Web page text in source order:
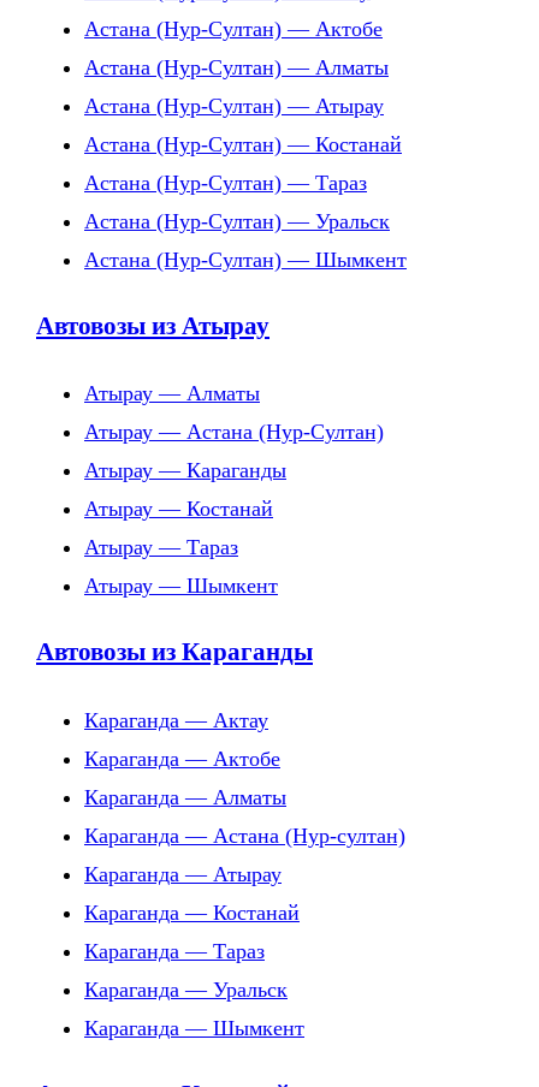
Астана (Нур-Султан) — Актобе
Астана (Нур-Султан) — Алматы
Астана (Нур-Султан) — Атырау
Астана (Нур-Султан) — Костанай
Астана (Нур-Султан) — Тараз
Астана (Нур-Султан) — Уральск
Астана (Нур-Султан) — Шымкент
Автовозы из Атырау
Атырау — Алматы
Атырау — Астана (Нур-Султан)
Атырау — Караганды
Атырау — Костанай
Атырау — Тараз
Атырау — Шымкент
Автовозы из Караганды
Караганда — Актау
Караганда — Актобе
Караганда — Алматы
Караганда — Астана (Нур-султан)
Караганда — Атырау
Караганда — Костанай
Караганда — Тараз
Караганда — Уральск
Караганда — Шымкент